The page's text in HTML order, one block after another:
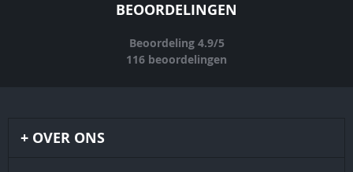
BEOORDELINGEN
Beoordeling 4.9/5
116 beoordelingen
OVER ONS